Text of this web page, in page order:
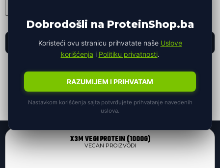
Opis proizvoda
Mogućnost povrata robe
proizvodi
Zaštićeno online plaćanje
X3M VEGI PROTEIN (1000G)
VEGAN PROIZVODI
Dobrodošli na ProteinShop.ba
Koristeći ovu stranicu prihvatate naše Uslove
korišćenja i Politiku privatnosti.
RAZUMIJEM I PRIHVATAM
Nastavkom korišćenja sajta potvrđujete prihvatanje navedenih
uslova.